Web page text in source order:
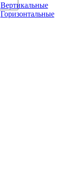
Вертикальные
Горизонтальные